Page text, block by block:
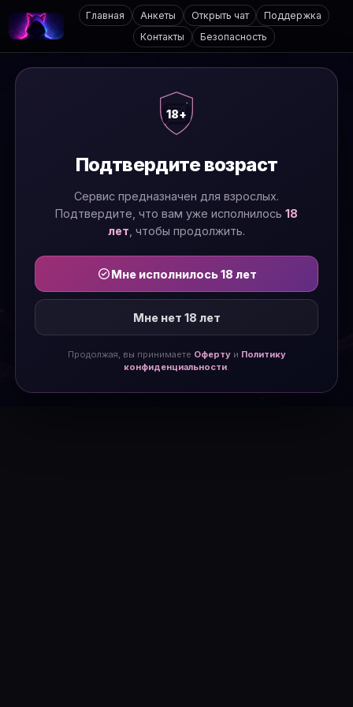
Главная Анкеты Открыть чат
Поддержка
Контакты
Безопасность
18+
Подтвердите возраст
Сервис предназначен для взрослых.
Подтвердите, что вам уже исполнилось 18
лет , чтобы продолжить.
Мне исполнилось 18 лет
Мне нет 18 лет
Продолжая, вы принимаете Офертуи Политику
конфиденциальности.